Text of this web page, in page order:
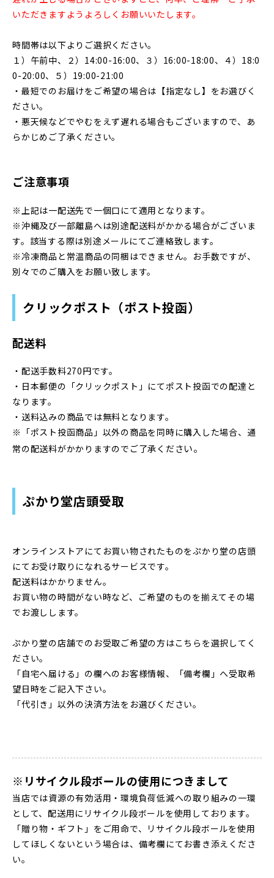
いただきますようよろしくお願いいたします。
時間帯は以下よりご選択ください。
１）午前中、２）14:00-16:00、３）16:00-18:00、４）18:0
0-20:00、５）19:00-21:00
・最短でのお届けをご希望の場合は【指定なし】をお選びく
ださい。
・悪天候などでやむをえず遅れる場合もございますので、あ
らかじめご了承ください。
ご注意事項
※上記は一配送先で一個口にて適用となります。
※沖縄及び一部離島へは別途配送料がかかる場合がございま
す。該当する際は別途メールにてご連絡致します。
※冷凍商品と常温商品の同梱はできません。お手数ですが、
別々でのご購入をお願い致します。
クリックポスト（ポスト投函）
配送料
・配送手数料270円です。
・日本郵便の「クリックポスト」にてポスト投函での配達と
なります。
・送料込みの商品では無料となります。
※「ポスト投函商品」以外の商品を同時に購入した場合、通
常の配送料がかかりますのでご了承ください。
ぷかり堂店頭受取
オンラインストアにてお買い物されたものをぷかり堂の店頭
にてお受け取りになれるサービスです。
配送料はかかりません。
お買い物の時間がない時など、ご希望のものを揃えてその場
でお渡しします。
ぷかり堂の店舗でのお受取ご希望の方はこちらを選択してく
ださい。
「自宅へ届ける」の欄へのお客様情報、「備考欄」へ受取希
望日時をご記入下さい。
「代引き」以外の決済方法をお選びください。
※リサイクル段ボールの使用につきまして
当店では資源の有効活用・環境負荷低減への取り組みの一環
として、配送用にリサイクル段ボールを使用しております。
「贈り物・ギフト」をご用命で、リサイクル段ボールを使用
してほしくないという場合は、備考欄にてお書き添えくださ
い。